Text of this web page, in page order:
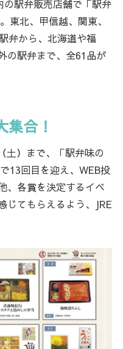
駅弁販売店舗で「駅弁
東北、甲信越、関東、
弁から、北海道や福
の駅弁まで、全61品が
合！
）まで、「駅弁味の
13回目を迎え、WEB投
、各賞を決定するイベ
じてもらえるよう、JRE